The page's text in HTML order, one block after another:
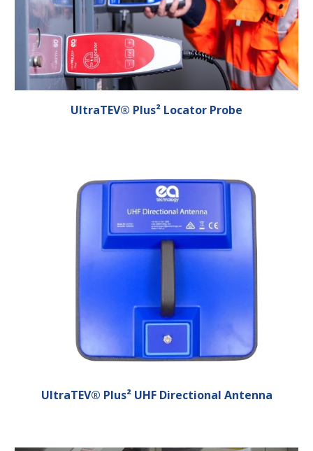
UltraTEV® Plus² Locator Probe
UltraTEV® Plus² UHF Directional Antenna